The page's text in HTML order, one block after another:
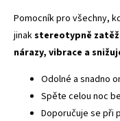
Pomocník pro všechny,
jinakstereotypně
nárazy, vibrace a
Odolné a snadno
Spěte celou noc
Doporučuje se při